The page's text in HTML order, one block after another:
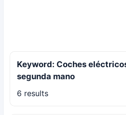
Keyword: Coches
segunda mano
6 results